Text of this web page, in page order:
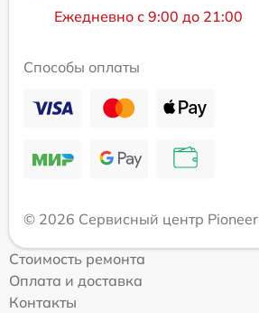
Ежедневно с 9:00 до 21:00
Способы оплаты
© 2026 Сервисный центр Pioneer
Стоимость ремонта
Оплата и доставка
Контакты